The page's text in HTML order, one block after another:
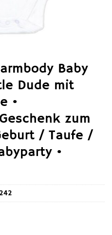
Baby
Dude mit
•
zum
/ Taufe /
•